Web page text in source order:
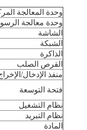
وحدة المعالجة
وحدة معالجة
الشاشة
الشبكة
الذاكرة
القرص الصلب
منفذ الإدخال/
فتحة التوسعة
نظام التشغيل
نظام التبريد
المادة